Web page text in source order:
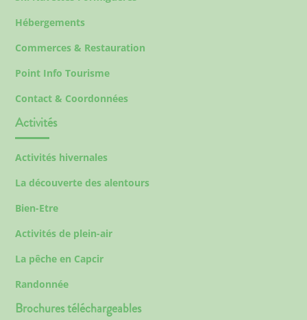
Hébergements
Commerces & Restauration
Point Info Tourisme
Contact & Coordonnées
Activités
Activités hivernales
La découverte des alentours
Bien-Etre
Activités de plein-air
La pêche en Capcir
Randonnée
Brochures téléchargeables